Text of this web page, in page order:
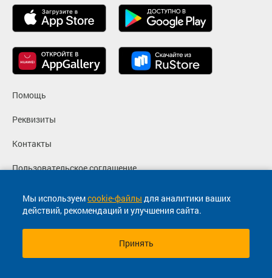
Мы используемcookie-файлы для аналитики ваших
действий, рекомендаций и улучшения сайта.
Принять
Помощь
Реквизиты
Контакты
Пользовательское соглашение
Политика конфиденциальности
Согласие на маркетинговые сообщения
© 2013-2026, ООО "Капитал"- Онлайн сервис продажи